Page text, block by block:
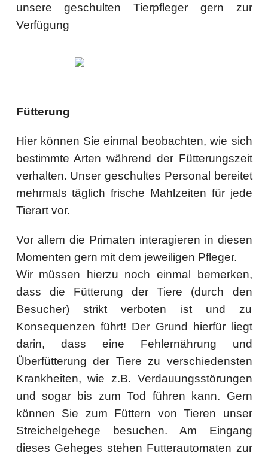
unsere geschulten Tierpfleger gern zur
Verfügung
Fütterung
Hier können Sie einmal beobachten, wie sich
bestimmte Arten während der Fütterungszeit
verhalten. Unser geschultes Personal bereitet
mehrmals täglich frische Mahlzeiten für jede
Tierart vor.
Vor allem die Primaten interagieren in diesen
Momenten gern mit dem jeweiligen Pfleger.
Wir müssen hierzu noch einmal bemerken,
dass die Fütterung der Tiere (durch den
Besucher) strikt verboten ist und zu
Konsequenzen führt! Der Grund hierfür liegt
darin, dass eine Fehlernährung und
Überfütterung der Tiere zu verschiedensten
Krankheiten, wie z.B. Verdauungsstörungen
und sogar bis zum Tod führen kann. Gern
können Sie zum Füttern von Tieren unser
Streichelgehege besuchen. Am Eingang
dieses Geheges stehen Futterautomaten zur